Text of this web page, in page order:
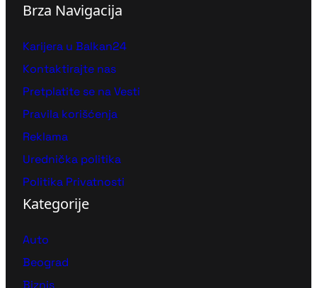
Brza Navigacija
Karijera u Balkan24
Kontaktirajte nas
Pretplatite se na Vesti
Pravila korišćenja
Reklama
Urednička politika
Politika Privatnosti
Kategorije
Auto
Beograd